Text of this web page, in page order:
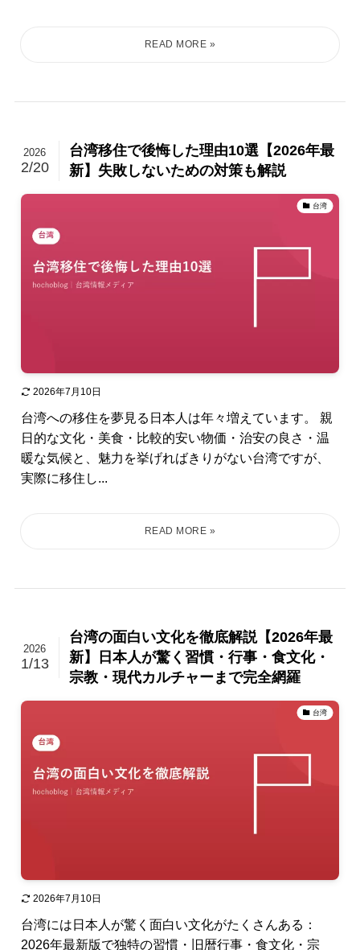
台湾移住で後悔した理由10選【2026年最
新】失敗しないための対策も解説
2026
2/20
台湾
2026年7月10日
台湾への移住を夢見る日本人は年々増えています。 親
日的な文化・美食・比較的安い物価・治安の良さ・温
暖な気候と、魅力を挙げればきりがない台湾ですが、
実際に移住し...
台湾の面白い文化を徹底解説【2026年最
新】日本人が驚く習慣・行事・食文化・
宗教・現代カルチャーまで完全網羅
2026
1/13
台湾
2026年7月10日
台湾には日本人が驚く面白い文化がたくさんある：
2026年最新版で独特の習慣・旧暦行事・食文化・宗